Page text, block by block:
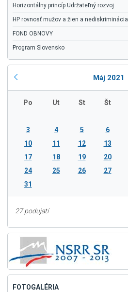
Horizontálny princíp Udržateľný rozvoj
HP rovnosť mužov a žien a nediskriminácia
FOND OBNOVY
Program Slovensko
Máj 2021
Po Ut St Št
3
4 5 6
10
11 12 13
17
18 19 20
24
25 26 27
31
27 podujatí
FOTOGALÉRIA